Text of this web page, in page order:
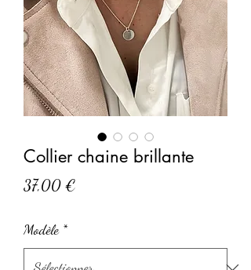
Collier chaine brillante
37,00 €
Modèle *